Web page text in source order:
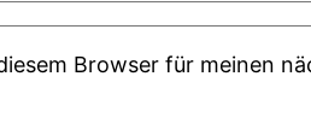
Browser für meinen